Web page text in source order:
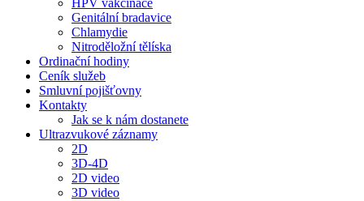
HPV vakcinace
Genitální bradavice
Chlamydie
Nitroděložní tělíska
Ordinační hodiny
Ceník služeb
Smluvní pojišťovny
Kontakty
Jak se k nám dostanete
Ultrazvukové záznamy
2D
3D-4D
2D video
3D video